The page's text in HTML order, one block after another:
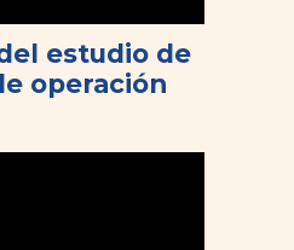
estudio de
operación